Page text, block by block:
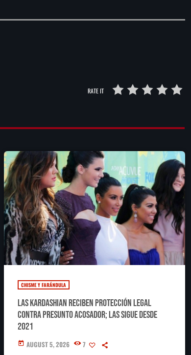
RATE IT
CHISME Y FARÁNDULA
Las Kardashian reciben protección legal
contra presunto acosador; las sigue desde
2021
today AUGUST 5, 2026 7